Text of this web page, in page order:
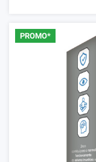
PROMO*